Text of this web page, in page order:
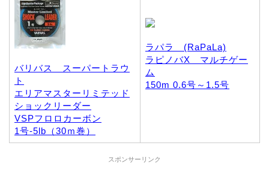
バリバス スーパートラウ
ト
エリアマスターリミテッド
ショックリーダー
VSPフロロカーボン
1号-5lb（30ｍ巻）
ラパラ (RaPaLa)
ラピノバX マルチゲー
ム
150m 0.6号～1.5号
スポンサーリンク